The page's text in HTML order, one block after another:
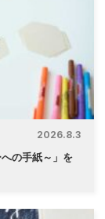
2026.8.3
の手紙～」を